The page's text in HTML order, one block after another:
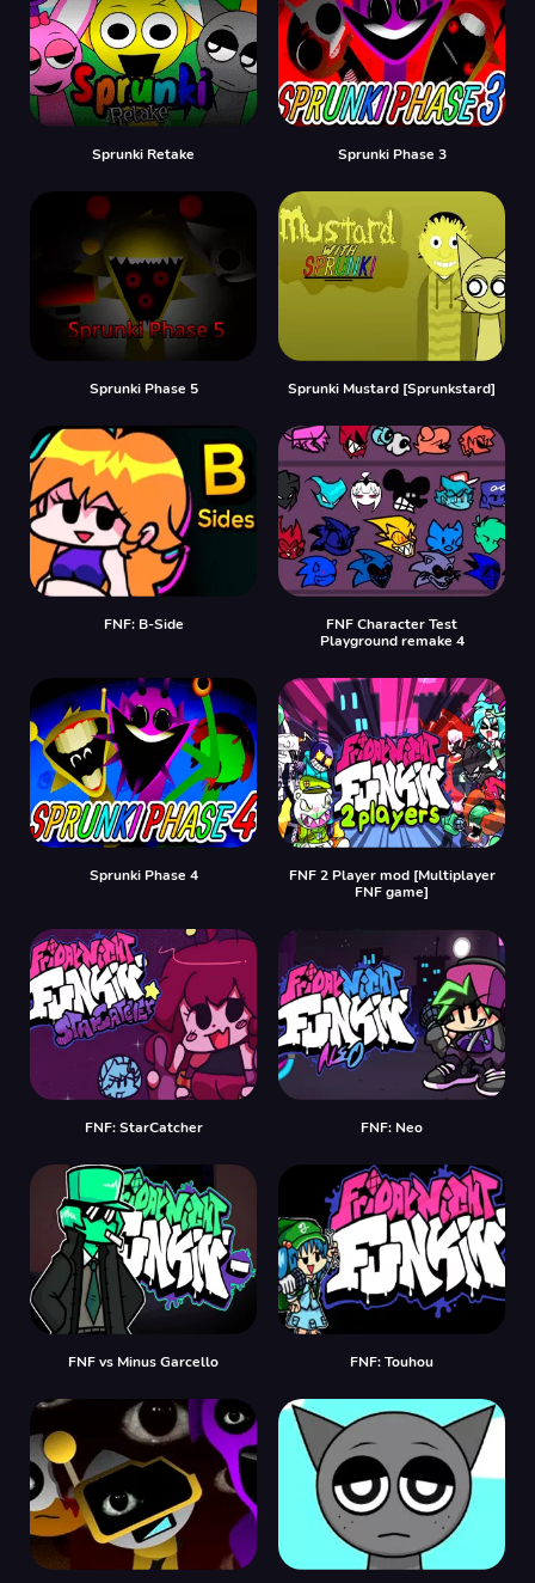
Sprunki Retake Sprunki Phase 3
Sprunki Phase 5 Sprunki Mustard [Sprunkstard]
FNF: B-Side
FNF Character Test
Playground remake 4
Sprunki Phase 4
FNF 2 Player mod [Multiplayer
FNF game]
FNF: StarCatcher FNF: Neo
FNF vs Minus Garcello FNF: Touhou